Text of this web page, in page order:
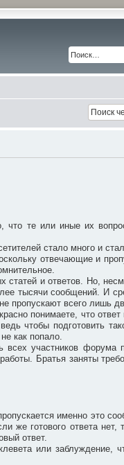
что те или иные их
стало много и
отвечающие и
статей и ответов. Но,
тысячи сообщений. И
пропускают всего лишь
понимаете, что
чтобы подготовить
как попало.
участников форума
Братья заняты
именно это
же готового ответа нет,
ответ.
или заблуждение,